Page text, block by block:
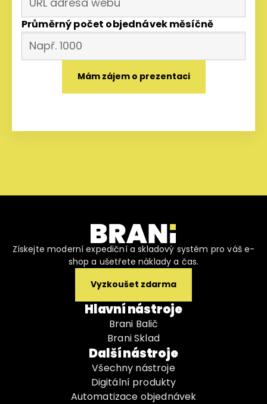
Průměrný počet objednávek měsíčně
Získejte moderní expediční a skladový systém pro váš e-
shop a ušetřete náklady a čas.
Vyzkoušet zdarma
Hlavní nástroje
Brani Balič
Brani Sklad
Další nástroje
Všechny nástroje
Digitální produkty
Automatizace objednávek